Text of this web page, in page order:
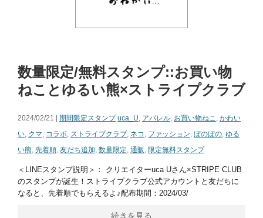
数量限定/無料スタンプ::お買い物
ねことゆるい熊×ストライプクラブ
2024/02/21 | 期間限定スタンプ uca_U, アパレル, お買い物ねこ , かわい
い, クマ, コラボ, ストライプクラブ, ネコ , ファッション, ぼのぼの, ゆる
い熊, 先着順, 友だち追加, 数量限定, 通販 , 限定無料スタンプ
＜LINEスタンプ説明＞： クリエイターuca Uさん×STRIPE CLUB
のスタンプが誕生！ストライプクラブ公式アカウントと友だちに
なると、先着順でもらえるよ♪配布期間：2024/03/
続きを見る